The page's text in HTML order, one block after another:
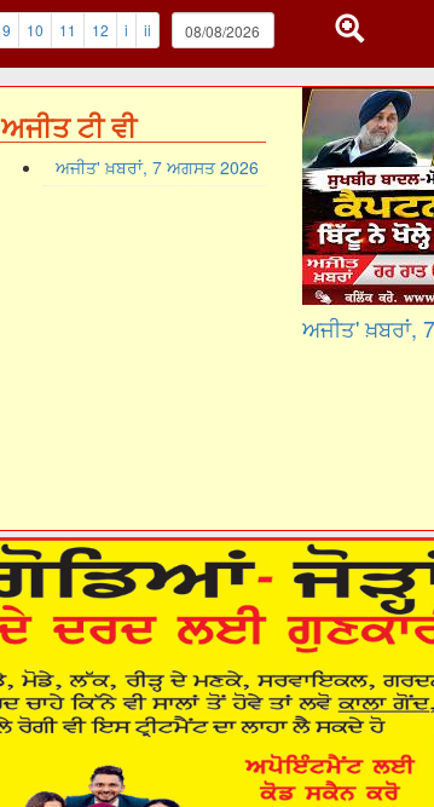
9 10 11 12 i ii
ਅਜੀਤ ਟੀ ਵੀ
ਅਜੀਤ' ਖ਼ਬਰਾਂ, 7 ਅਗਸਤ 2026
ਅਜੀਤ' ਖ਼ਬਰਾਂ,